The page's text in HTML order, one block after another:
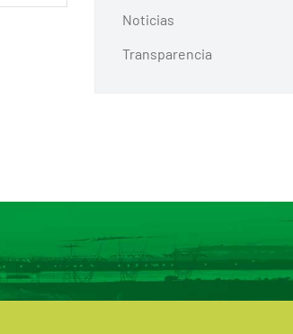
Noticias
Transparencia